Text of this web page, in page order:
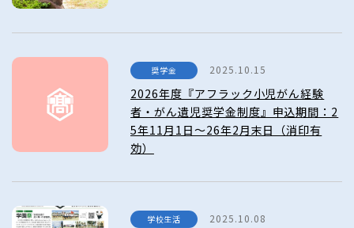
奨学金 2025.10.15
2026年度『アフラック小児がん経験
者・がん遺児奨学金制度』申込期間：2
5年11月1日～26年2月末日（消印有
効）
学校生活 2025.10.08